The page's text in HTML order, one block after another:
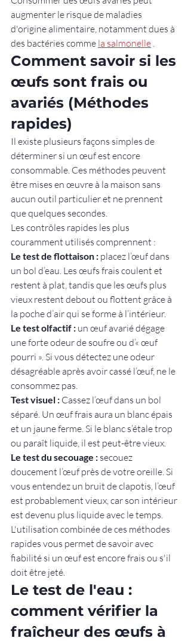
augmenter le risque de maladies
d'origine alimentaire, notamment dues à
des bactéries comme la salmonelle .
Comment savoir si les
œufs sont frais ou
avariés (Méthodes
rapides)
Il existe plusieurs façons simples de
déterminer si un œuf est encore
consommable. Ces méthodes peuvent
être mises en œuvre à la maison sans
aucun outil particulier et ne prennent
que quelques secondes.
Les contrôles rapides les plus
couramment utilisés comprennent :
Le test de flottaison : placez l’œuf dans
un bol d’eau. Les œufs frais coulent et
restent à plat, tandis que les œufs plus
vieux restent debout ou flottent grâce à
la poche d’air qui se forme à l’intérieur.
Le test olfactif : un œuf avarié dégage
une forte odeur de soufre ou d’« œuf
pourri ». Si vous détectez une odeur
désagréable après avoir cassé l’œuf, ne le
consommez pas.
Test visuel : Cassez l’œuf dans un bol
séparé. Un œuf frais aura un blanc épais
et un jaune ferme. Si le blanc s’étale trop
ou paraît liquide, il est peut-être vieux.
Le test du secouage : secouez
doucement l’œuf près de votre oreille. Si
vous entendez un bruit de clapotis, l’œuf
est probablement vieux, car son intérieur
est devenu plus liquide avec le temps.
L'utilisation combinée de ces méthodes
rapides vous permet de savoir avec
fiabilité si un œuf est encore frais ou s'il
doit être jeté.
Le test de l'eau :
comment vérifier la
fraîcheur des œufs à